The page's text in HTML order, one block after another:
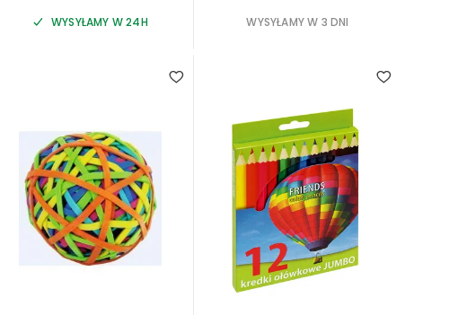
WYSYŁAMY W 24H WYSYŁAMY W 3 DNI